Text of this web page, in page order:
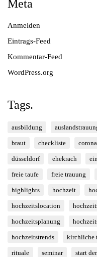
Meta
Anmelden
Eintrags-Feed
Kommentar-Feed
WordPress.org
Tags.
ausbildung
braut checkliste corona
düsseldorf ehekrach
freie taufe freie trauung
highlights hochzeit
hochzeitslocation
hochzeitsplanung
hochzeitstrends kirchliche
rituale seminar start